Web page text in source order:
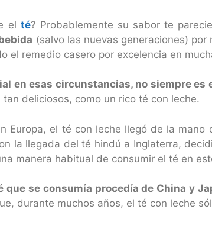
el té? Probablemente su sabor te
(salvo las nuevas generaciones)
el remedio casero por excelencia en
en esas circunstancias, no siempre es
deliciosos, como un rico té con leche.
Europa, el té con leche llegó de la
la llegada del té hindú a Inglaterra,
manera habitual de consumir el té en
que se consumía procedía de China y
durante muchos años, el té con leche